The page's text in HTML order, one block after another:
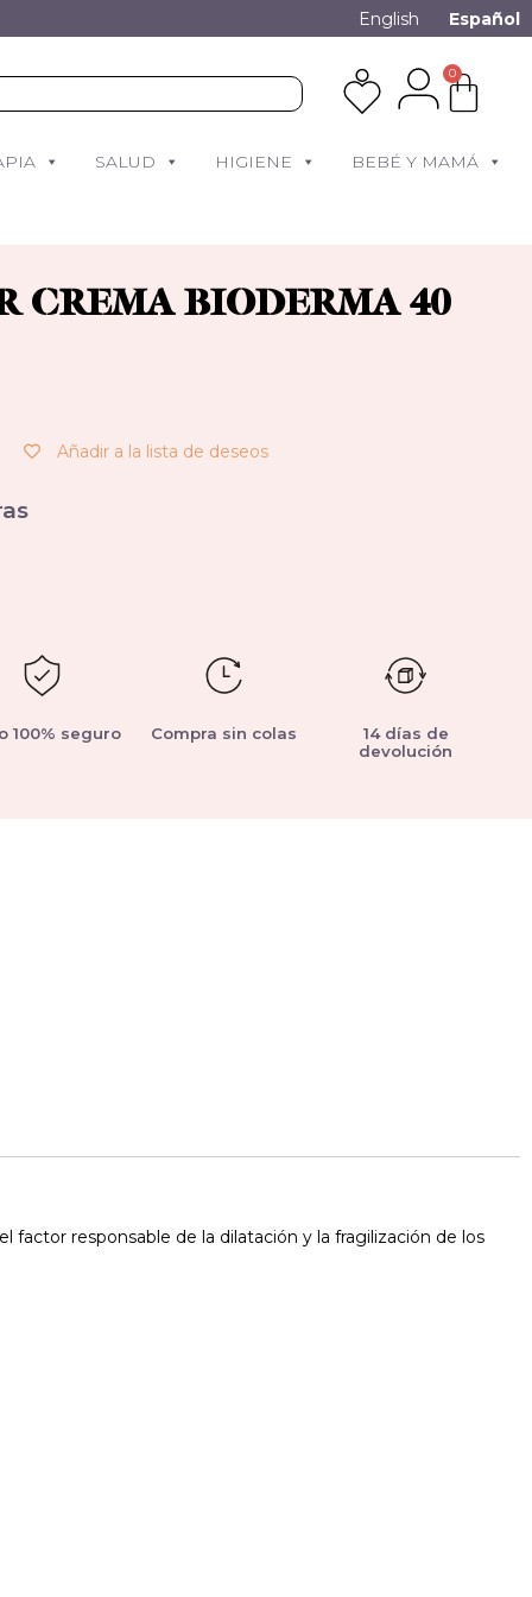
English Español
0
SALUD HIGIENE BEBÉ Y MAMÁ
CREMA BIODERMA 40
Añadir a la lista de deseos
100% seguro Compra sin colas
14 días de
devolución
responsable de la dilatación y la fragilización de los